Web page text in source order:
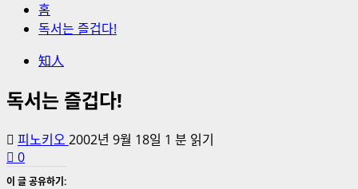
홈
독서는 즐겁다!
知人
독서는 즐겁다!
피노키오 2002년 9월 18일 1 분 읽기
0
이 글 공유하기: